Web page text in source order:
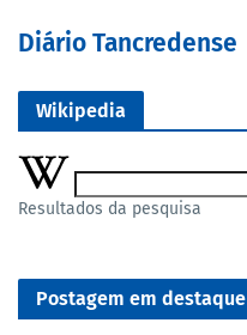
Diário Tancredense
Wikipedia
Resultados da pesquisa
Postagem em destaque